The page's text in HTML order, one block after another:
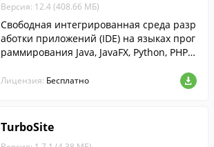
Версия: 12.4 (408.66 МБ)
Свободная интегрированная среда разр
аботки приложений (IDE) на языках прог
раммирования Java, JavaFX, Python, PHP, J
зработки программ в среде NetBe...
Лицензия: Бесплатно
TurboSite